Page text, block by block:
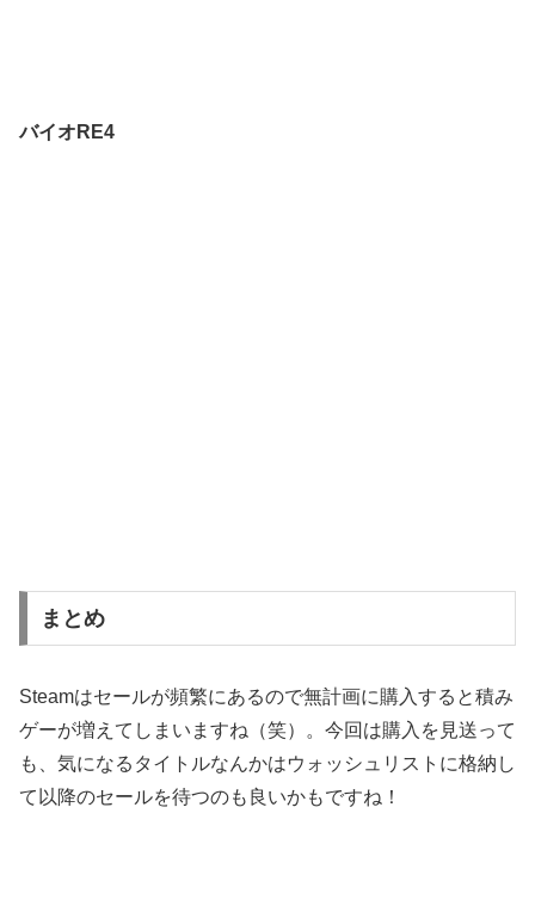
バイオRE4
まとめ
Steamはセールが頻繁にあるので無計画に購入すると積み
ゲーが増えてしまいますね（笑）。今回は購入を見送って
も、気になるタイトルなんかはウォッシュリストに格納し
て以降のセールを待つのも良いかもですね！